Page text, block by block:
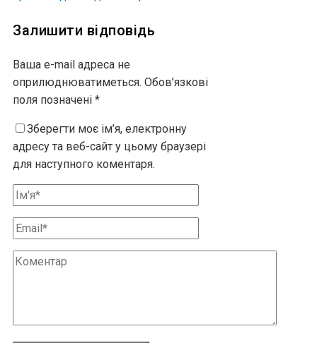
Залишити відповідь
Ваша e-mail адреса не
оприлюднюватиметься. Обов’язкові
поля позначені *
Зберегти моє ім’я, електронну
адресу та веб-сайт у цьому браузері
для наступного коментаря.